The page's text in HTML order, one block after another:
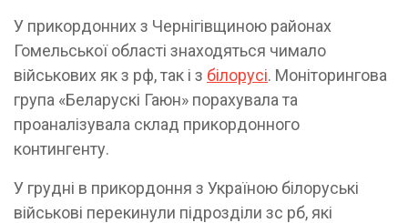
У прикордонних з Чернігівщиною районах
Гомельської області знаходяться чимало
військових як з рф, так і з білорусі. Моніторингова
група «Беларускі Гаюн» порахувала та
проаналізувала склад прикордонного
контингенту.
У грудні в прикордоння з Україною білоруські
військові перекинули підрозділи зс рб, які